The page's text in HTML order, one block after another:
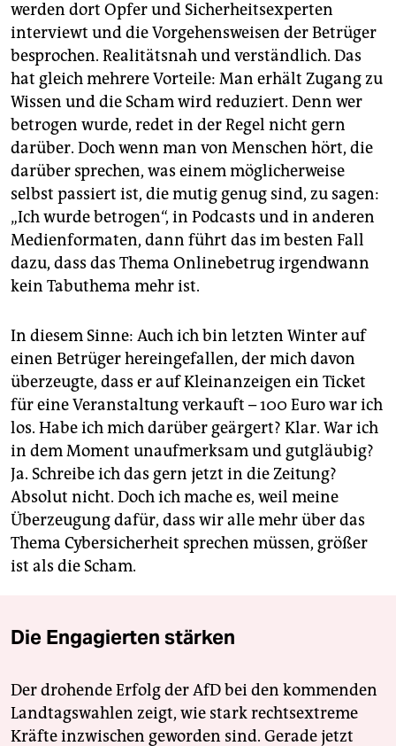
werden dort Opfer und Sicherheitsexperten
interviewt und die Vorgehensweisen der Betrüger
besprochen. Realitätsnah und verständlich. Das
hat gleich mehrere Vorteile: Man erhält Zugang zu
Wissen und die Scham wird reduziert. Denn wer
betrogen wurde, redet in der Regel nicht gern
darüber. Doch wenn man von Menschen hört, die
darüber sprechen, was einem möglicherweise
selbst passiert ist, die mutig genug sind, zu sagen:
„Ich wurde betrogen“, in Podcasts und in anderen
Medienformaten, dann führt das im besten Fall
dazu, dass das Thema Onlinebetrug irgendwann
kein Tabuthema mehr ist.
In diesem Sinne: Auch ich bin letzten Winter auf
einen Betrüger hereingefallen, der mich davon
überzeugte, dass er auf Kleinanzeigen ein Ticket
für eine Veranstaltung verkauft – 100 Euro war ich
los. Habe ich mich darüber geärgert? Klar. War ich
in dem Moment unaufmerksam und gutgläubig?
Ja. Schreibe ich das gern jetzt in die Zeitung?
Absolut nicht. Doch ich mache es, weil meine
Überzeugung dafür, dass wir alle mehr über das
Thema Cybersicherheit sprechen müssen, größer
ist als die Scham.
Die Engagierten stärken
Der drohende Erfolg der AfD bei den kommenden
Landtagswahlen zeigt, wie stark rechtsextreme
Kräfte inzwischen geworden sind. Gerade jetzt